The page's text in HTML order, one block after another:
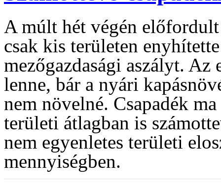
A múlt hét végén
csak kis területen
mezőgazdasági aszályt. Az
lenne, bár a nyári
nem növelné. Csapadék
területi átlagban is
nem egyenletes területi
mennyiségben.